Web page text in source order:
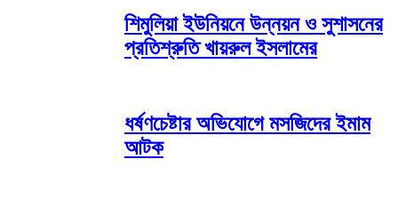
শিমুলিয়া ইউনিয়নে উন্নয়ন ও সুশাসনের
প্রতিশ্রুতি খায়রুল ইসলামের
ধর্ষণচেষ্টার অভিযোগে মসজিদের ইমাম
আটক